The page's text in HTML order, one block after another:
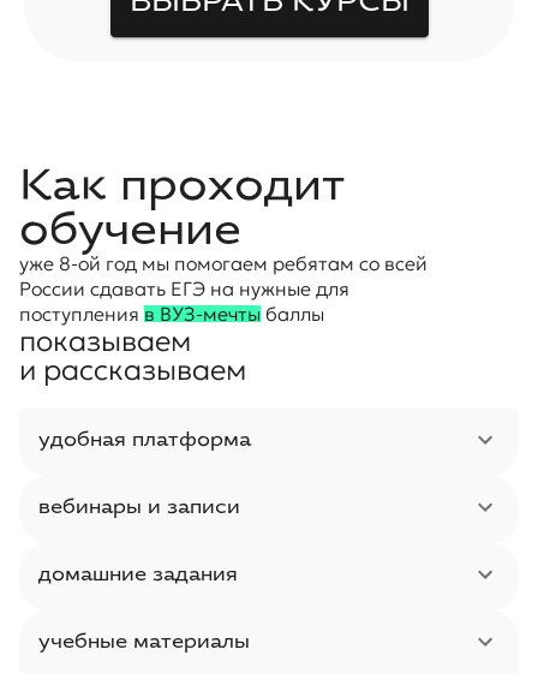
Как проходит
обучение
уже 8-ой год мы помогаем ребятам со всей
России сдавать ЕГЭ на нужные для
поступления в ВУЗ-мечты баллы
показываем
и рассказываем
удобная платформа
вебинары и записи
домашние задания
учебные материалы